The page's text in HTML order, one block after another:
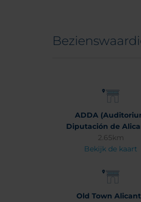
ADDA
Diputación de
2.65km
Bekijk de kaart
Old Town